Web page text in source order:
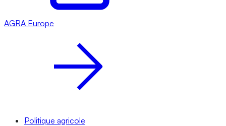
AGRA Europe
Politique agricole